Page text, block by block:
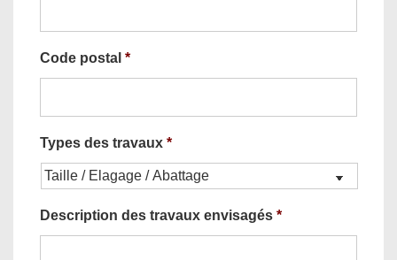
Code postal *
Types des travaux *
Description des travaux envisagés *